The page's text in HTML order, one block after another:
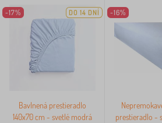
-17% DO 14 DNÍ
Bavlnená prestieradlo
140x70 cm - svetlé modrá
-16%
prestieradlo -